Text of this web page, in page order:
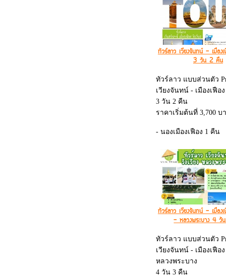
ทัวร์ลาว เวียงจันทน์ - เมือง
3 วัน 2 คืน
ทัวร์ลาว แบบส่วนตัว
เวียงจันทน์ - เมืองเฟือง
3 วัน 2 คืน
ราคาเริ่มต้นที่ 3,700 บ
- นองเมืองเฟือง 1 คืน
- พร้อมนั่งรถไฟความเ
เที่ยว
ทัวร์ลาว เวียงจันทน์ - เมือง
- หลวงพระบาง 4
ทัวร์ลาว แบบส่วนตัว
เวียงจันทน์ - เมืองเฟือ
หลวงพระบาง
4 วัน 3 คืน